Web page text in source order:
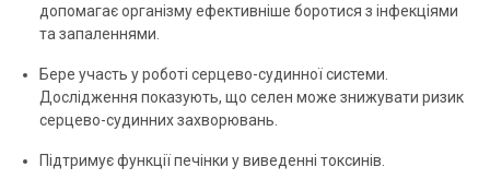
допомагає організму ефективніше боротися з інфекціями
та запаленнями.
Бере участь у роботі серцево-судинної системи.
Дослідження показують, що селен може знижувати ризик
серцево-судинних захворювань.
Підтримує функції печінки у виведенні токсинів.